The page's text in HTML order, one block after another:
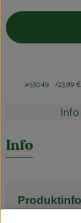
#53049 23,99
Info
Info